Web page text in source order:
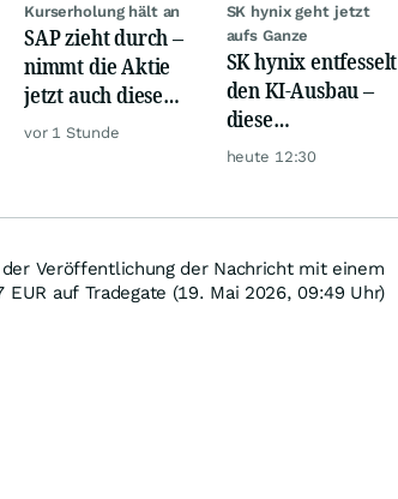
Kurserholung hält an
SAP zieht durch –
nimmt die Aktie
jetzt auch diese
Hürde?
vor 1 Stunde
SK hynix geht jetzt
aufs Ganze
SK hynix entfesselt
den KI-Ausbau –
diese
Milliardenwette ist
heute 12:30
Veröffentlichung der Nachricht mit einem
EUR auf Tradegate (19. Mai 2026, 09:49 Uhr)